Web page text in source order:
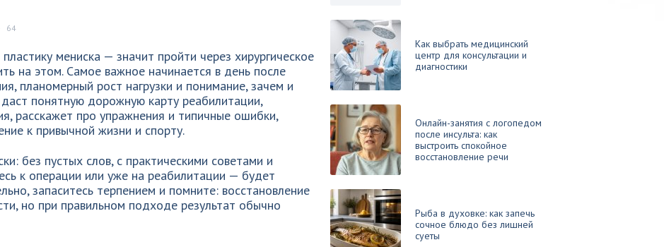
64
мениска — значит пройти через хирургическое
на этом. Самое важное начинается в день после
планомерный рост нагрузки и понимание, зачем и
понятную дорожную карту реабилитации,
расскажет про упражнения и типичные ошибки,
к привычной жизни и спорту.
без пустых слов, с практическими советами и
к операции или уже на реабилитации — будет
запаситесь терпением и помните: восстановление
но при правильном подходе результат обычно
Как выбрать медицинский
центр для консультации и
диагностики
Онлайн-занятия с логопедом
после инсульта: как
выстроить спокойное
восстановление речи
Рыба в духовке: как запечь
сочное блюдо без лишней
суеты